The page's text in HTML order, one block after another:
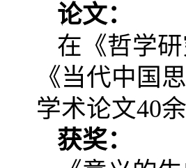
论文：
在《哲学
《当代中国
学术论文40
获奖：